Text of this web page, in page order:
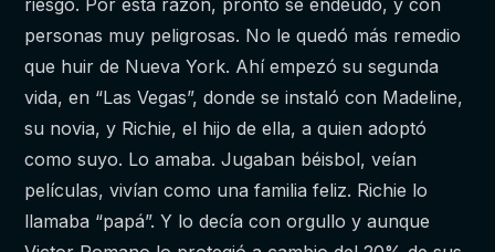
riesgo. Por esta razón, pronto se endeudó, y con
personas muy peligrosas. No le quedó más remedio
que huir de Nueva York. Ahí empezó su segunda
vida, en “Las Vegas”, donde se instaló con Madeline,
su novia, y Richie, el hijo de ella, a quien adoptó
como suyo. Lo amaba. Jugaban béisbol, veían
películas, vivían como una familia feliz. Richie lo
llamaba “papá”. Y lo decía con orgullo y aunque